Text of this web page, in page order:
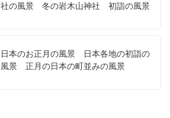
社の風景 冬の岩木山神社 初詣の風景
日本のお正月の風景 日本各地の初詣の
風景 正月の日本の町並みの風景